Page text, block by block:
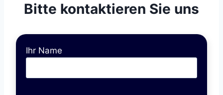
Bitte kontaktieren Sie uns
Ihr Name